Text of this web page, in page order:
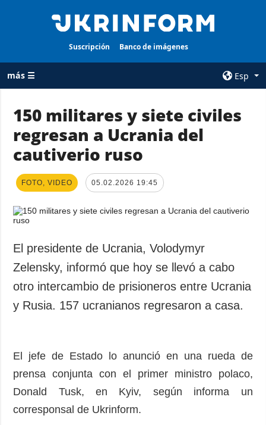
Suscripción Banco de imágenes
más ☰
Esp
TODAS LAS
CATEGORÍAS
Guerra
Reconstrucción
Política
Defensa
Sociedad y
Cultura
Deportes
emergencias
AGENCIA
condiciones de
privacidad y
protección de
ADICIONAL
Podcasts
Publicaciones
Suscripción
150 militares y siete civiles
regresan a Ucrania del
cautiverio ruso
FOTO, VIDEO 05.02.2026 19:45
El presidente de Ucrania, Volodymyr
Zelensky, informó que hoy se llevó a cabo
otro intercambio de prisioneros entre Ucrania
y Rusia. 157 ucranianos regresaron a casa.
El jefe de Estado lo anunció en una rueda de
prensa conjunta con el primer ministro polaco,
Donald Tusk, en Kyiv, según informa un
corresponsal de Ukrinform.